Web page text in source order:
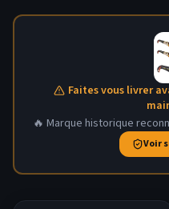
Faites vous livrer
🔥 Marque historique
Voir